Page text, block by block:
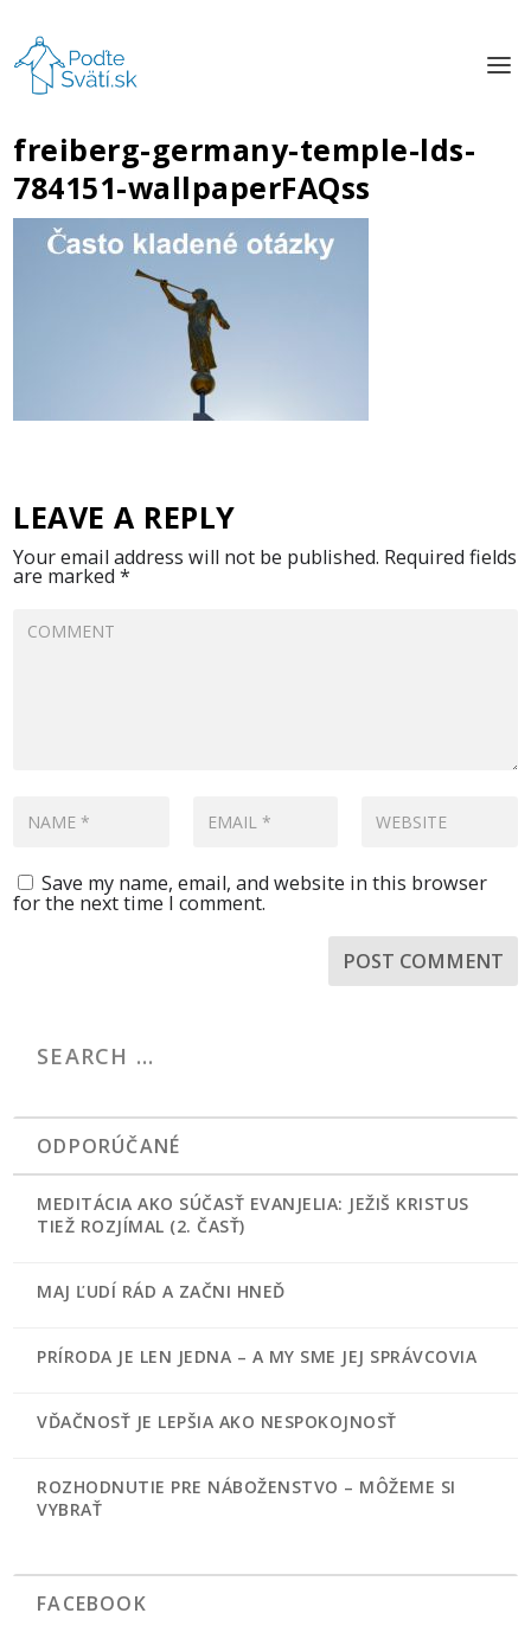
freiberg-germany-temple-lds-
784151-wallpaperFAQss
LEAVE A REPLY
Your email address will not be published. Required fields
are marked*
Save my name, email, and website in this browser
for the next time I comment.
ODPORÚČANÉ
MEDITÁCIA AKO SÚČASŤ EVANJELIA: JEŽIŠ KRISTUS
TIEŽ ROZJÍMAL (2. ČASŤ)
MAJ ĽUDÍ RÁD A ZAČNI HNEĎ
PRÍRODA JE LEN JEDNA – A MY SME JEJ SPRÁVCOVIA
VĎAČNOSŤ JE LEPŠIA AKO NESPOKOJNOSŤ
ROZHODNUTIE PRE NÁBOŽENSTVO – MÔŽEME SI
VYBRAŤ
FACEBOOK